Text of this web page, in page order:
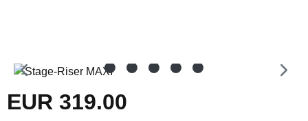
Bildergalerie überspringen
Regulärer Preis:
EUR 319.00